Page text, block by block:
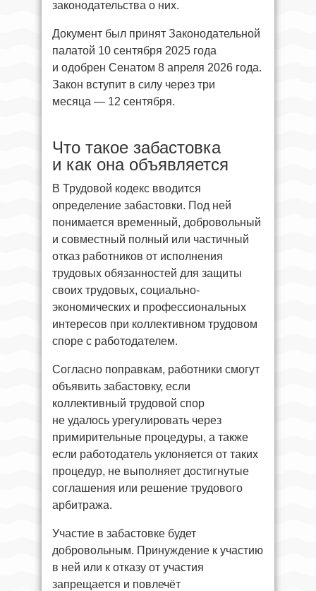
законодательства о них.
Документ был принят Законодательной
палатой 10 сентября 2025 года
и одобрен Сенатом 8 апреля 2026 года.
Закон вступит в силу через три
месяца — 12 сентября.
Что такое забастовка
и как она объявляется
В Трудовой кодекс вводится
определение забастовки. Под ней
понимается временный, добровольный
и совместный полный или частичный
отказ работников от исполнения
трудовых обязанностей для защиты
своих трудовых, социально-
экономических и профессиональных
интересов при коллективном трудовом
споре с работодателем.
Согласно поправкам, работники смогут
объявить забастовку, если
коллективный трудовой спор
не удалось урегулировать через
примирительные процедуры, а также
если работодатель уклоняется от таких
процедур, не выполняет достигнутые
соглашения или решение трудового
арбитража.
Участие в забастовке будет
добровольным. Принуждение к участию
в ней или к отказу от участия
запрещается и повлечёт